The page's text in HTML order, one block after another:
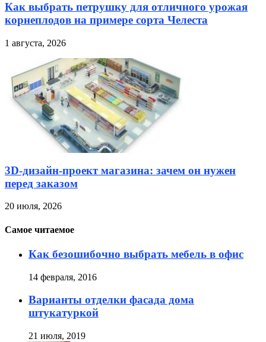
Как выбрать петрушку для отличного урожая
корнеплодов на примере сорта Челеста
1 августа, 2026
3D-дизайн-проект магазина: зачем он нужен
перед заказом
20 июля, 2026
Самое читаемое
Как безошибочно выбрать мебель в офис
14 февраля, 2016
Варианты отделки фасада дома
штукатуркой
21 июля, 2019